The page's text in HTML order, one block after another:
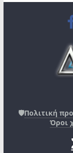
🛡️Πολιτική
Όροι